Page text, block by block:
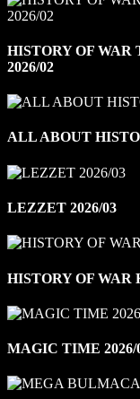
HISTORY OF
2026/02
ALL ABOUT
LEZZET 2026/03
HISTORY OF WAR
MAGIC TIME 2026/